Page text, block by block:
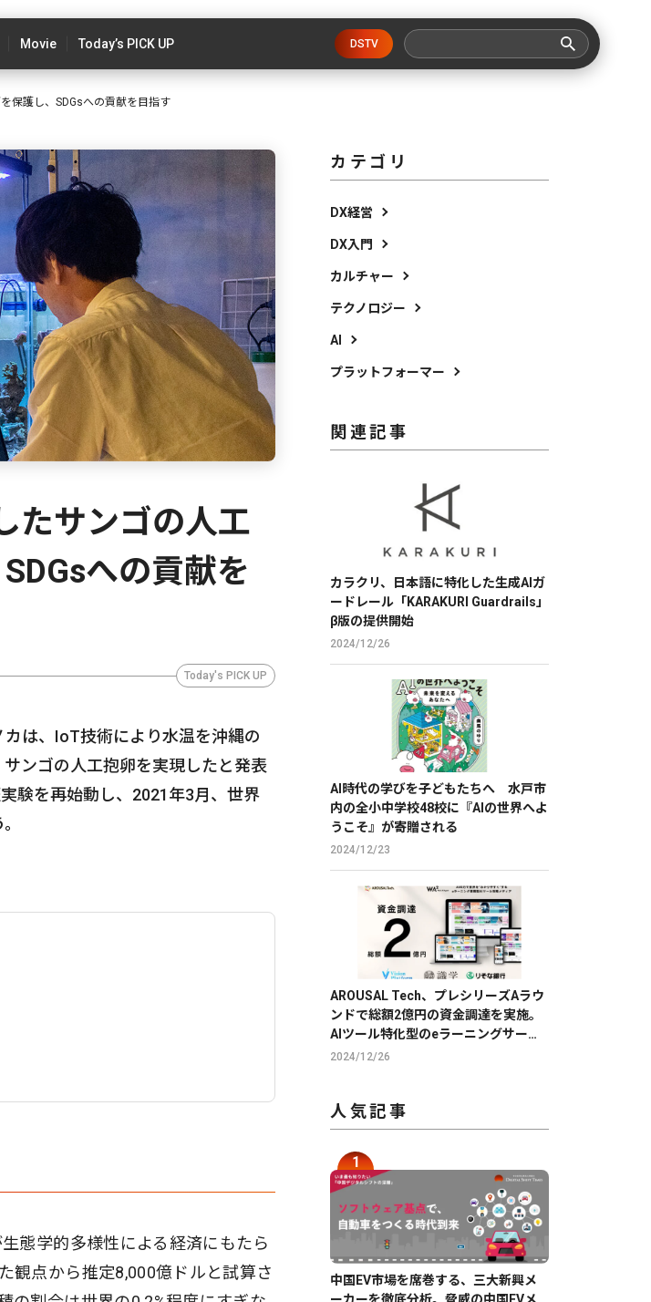
Movie Today’s PICK UP DSTV
保護し、SDGsへの貢献を目指す
たサンゴの人工
への貢献を
Today's PICK UP
は、IoT技術により水温を沖縄の
ンゴの人工抱卵を実現したと発表
験を再始動し、2021年3月、世界
態学的多様性による経済にもたら
観点から推定8,000億ドルと試算さ
カテゴリ
DX経営
DX入門
カルチャー
テクノロジー
AI
プラットフォーマー
関連記事
カラクリ、日本語に特化した生成AIガ
ードレール「KARAKURI Guardrails」
β版の提供開始
2024/12/26
AI時代の学びを子どもたちへ 水戸市
内の全小中学校48校に『AIの世界へよ
うこそ』が寄贈される
2024/12/23
AROUSAL Tech、プレシリーズAラウ
ンドで総額2億円の資金調達を実施。
AIツール特化型のeラーニングサービ
スで、DXを推進。
2024/12/26
人気記事
中国EV市場を席巻する、三大新興メ
ーカーを徹底分析。脅威の中国EVメ